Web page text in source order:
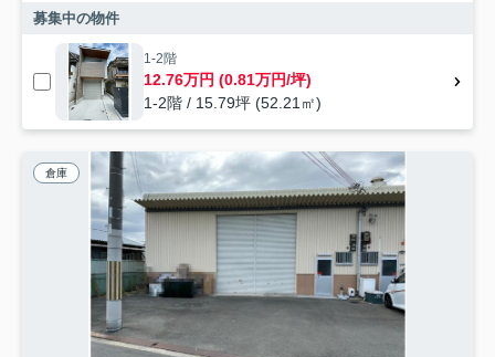
募集中の物件
1-2階
12.76万円 (0.81万円/坪)
1-2階 / 15.79坪 (52.21㎡)
倉庫